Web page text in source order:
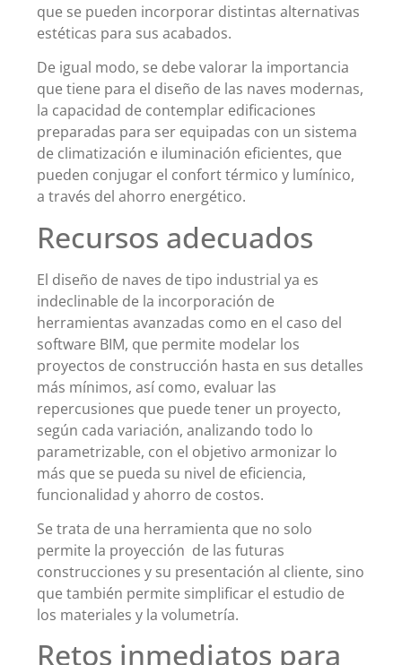
que se pueden incorporar distintas alternativas
estéticas para sus acabados.
De igual modo, se debe valorar la importancia
que tiene para el diseño de las naves modernas,
la capacidad de contemplar edificaciones
preparadas para ser equipadas con un sistema
de climatización e iluminación eficientes, que
pueden conjugar el confort térmico y lumínico,
a través del ahorro energético.
Recursos adecuados
El diseño de naves de tipo industrial ya es
indeclinable de la incorporación de
herramientas avanzadas como en el caso del
software BIM, que permite modelar los
proyectos de construcción hasta en sus detalles
más mínimos, así como, evaluar las
repercusiones que puede tener un proyecto,
según cada variación, analizando todo lo
parametrizable, con el objetivo armonizar lo
más que se pueda su nivel de eficiencia,
funcionalidad y ahorro de costos.
Se trata de una herramienta que no solo
permite la proyección de las futuras
construcciones y su presentación al cliente, sino
que también permite simplificar el estudio de
los materiales y la volumetría.
Retos inmediatos para